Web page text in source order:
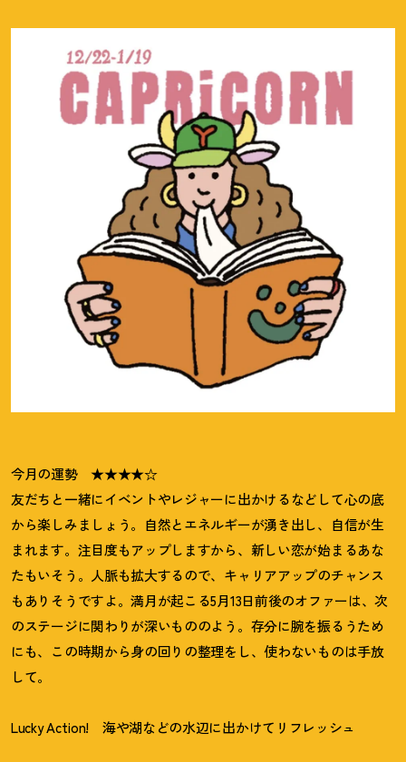
今月の運勢 ★★★★☆
友だちと一緒にイベントやレジャーに出かけるなどして心の底
から楽しみましょう。自然とエネルギーが湧き出し、自信が生
まれます。注目度もアップしますから、新しい恋が始まるあな
たもいそう。人脈も拡大するので、キャリアアップのチャンス
もありそうですよ。満月が起こる5月13日前後のオファーは、次
のステージに関わりが深いもののよう。存分に腕を振るうため
にも、この時期から身の回りの整理をし、使わないものは手放
して。
Lucky Action! 海や湖などの水辺に出かけてリフレッシュ